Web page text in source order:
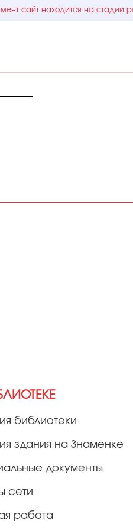
сайт находится на стадии
библиотеки
здания на Знаменке
документы
сети
работа